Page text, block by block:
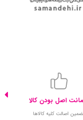
اصل بودن کالا
اصالت کلیه کالاها